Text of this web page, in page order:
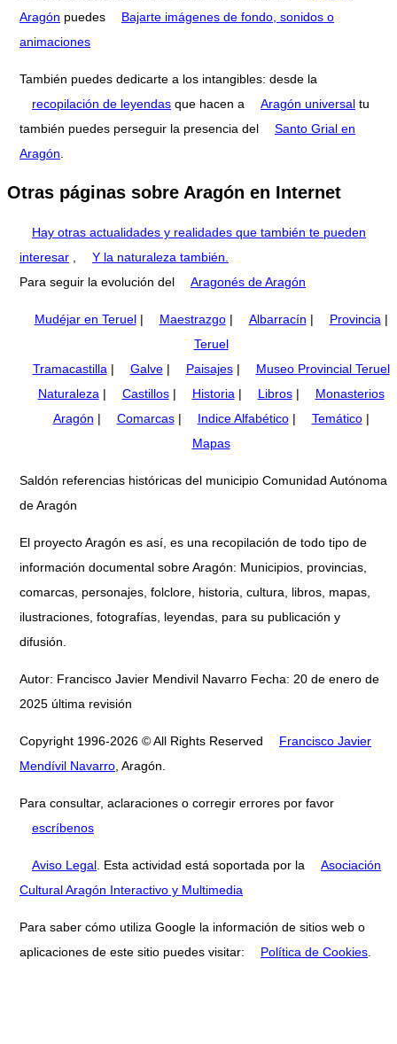
Aragón puedes
Bajarte imágenes de fondo, sonidos o
animaciones
También puedes dedicarte a los intangibles: desde la
recopilación de leyendas que hacen a Aragón universal tu
también puedes perseguir la presencia del
Santo Grial en
Aragón
Otras páginas sobre Aragón en Internet
Hay otras actualidades y realidades que también te pueden
interesar
Y la naturaleza también.
Para seguir la evolución del
Aragonés de Aragón
Mudéjar en Teruel| Maestrazgo| Albarracín | Provincia |
Teruel
Tramacastilla | Galve| Paisajes|
Museo Provincial Teruel
Naturaleza | Castillos| Historia | Libros|
Monasterios
Aragón | Comarcas| Indice Alfabético| Temático|
Mapas
Saldón referencias históricas del municipio Comunidad Autónoma
de Aragón
El proyecto Aragón es así, es una recopilación de todo tipo de
información documental sobre Aragón: Municipios, provincias,
comarcas, personajes, folclore, historia, cultura, libros, mapas,
ilustraciones, fotografías, leyendas, para su publicación y
difusión.
Autor: Francisco Javier Mendivil Navarro Fecha: 20 de enero de
2025 última revisión
Copyright 1996-2026 © All Rights Reserved
Francisco Javier
Mendívil Navarro , Aragón.
Para consultar, aclaraciones o corregir errores por favor
escríbenos
Aviso Legal . Esta actividad está soportada por la
Asociación
Cultural Aragón Interactivo y Multimedia
Para saber cómo utiliza Google la información de sitios web o
aplicaciones de este sitio puedes visitar:
Política de Cookies